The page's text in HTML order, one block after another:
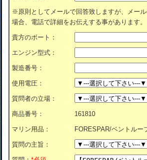
※原則としてメールで回答致しますが、メー
場合、電話で詳細をお伝えする事があります。
貴方のボート：
エンジン型式：
製造番号：
使用電圧：
質問者の立場：
商品番号： 161810
マリン用品： FORESPAR/ベントルー
質問の主旨：